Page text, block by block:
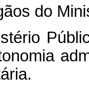
do